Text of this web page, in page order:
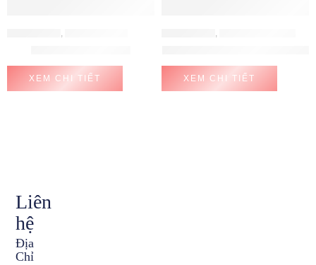
XEM CHI TIẾT XEM CHI TIẾT
Liên
hệ
Địa
Chỉ